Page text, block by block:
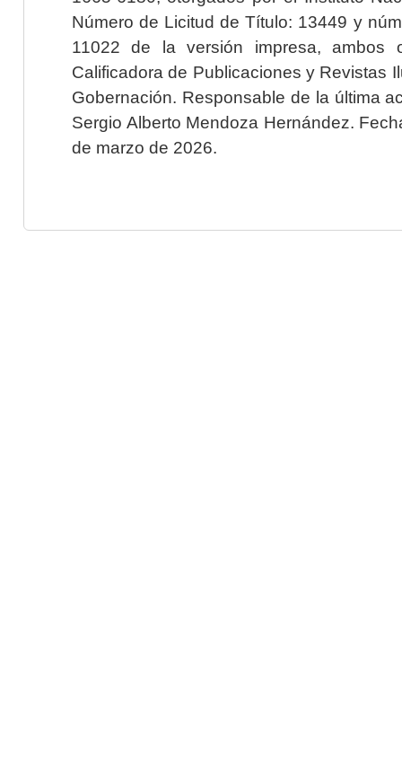
Número de Licitud de Título: 13449 y
11022 de la versión impresa, ambos
Calificadora de Publicaciones y Revistas
Gobernación. Responsable de la última
Sergio Alberto Mendoza Hernández.
de marzo de 2026.